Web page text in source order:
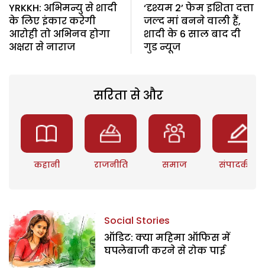
YRKKH: अभिमन्यु से शादी
के लिए इंकार करेगी
आरोही तो अभिनव होगा
अक्षरा से नाराज
‘दृश्यम 2’ फेम इशिता दत्ता
जल्द मां बनने वाली हैं,
शादी के 6 साल बाद दी
गुड न्यूज
सरिता से और
कहानी राजनीति समाज संपादकीय
Social Stories
ऑडिट: क्या महिमा ऑफिस में
घपलेबाजी करने से रोक पाई